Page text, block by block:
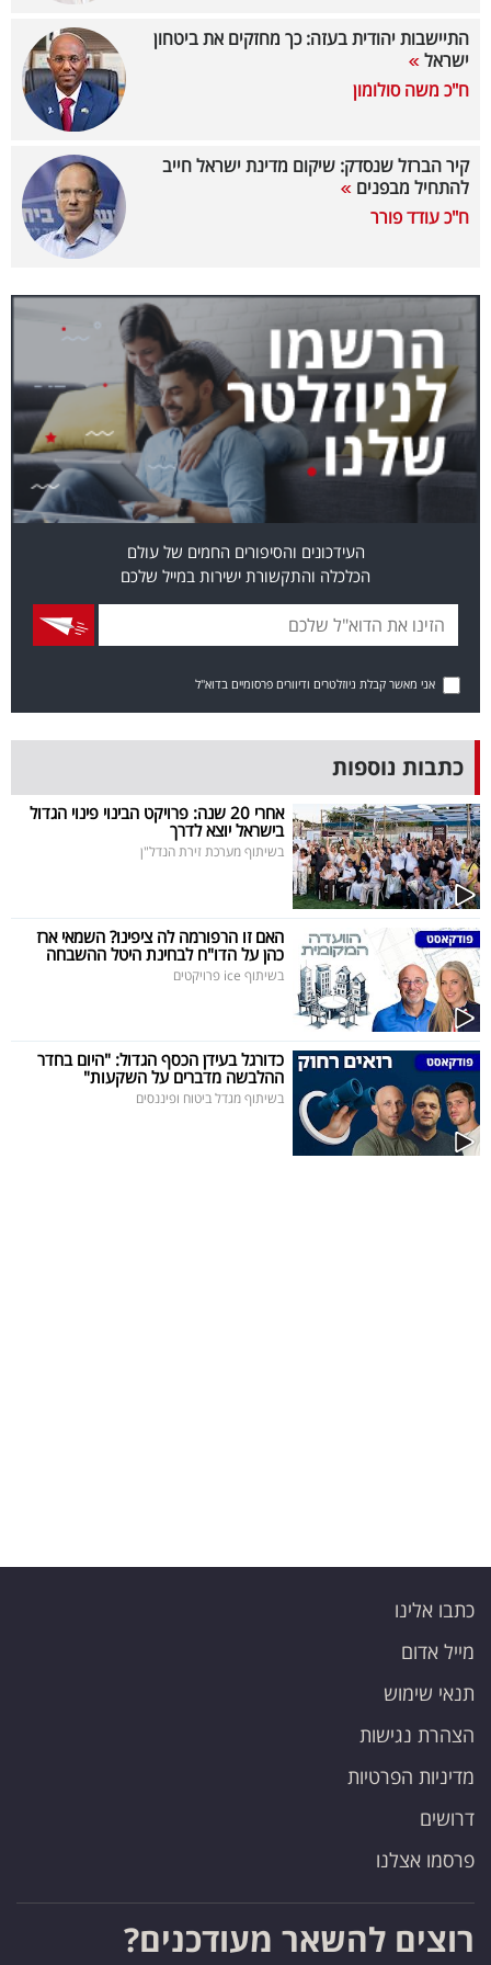
ניוזלטרים
מייל
אדום
אחרינו:
התיישבות יהודית בעזה: כך מחזקים את ביטחון
ישראל
ח"כ משה סולומון
קיר הברזל שנסדק: שיקום מדינת ישראל חייב
להתחיל מבפנים
ח"כ עודד פורר
העידכונים והסיפורים החמים של עולם
הכלכלה והתקשורת ישירות במייל שלכם
אני מאשר קבלת ניוזלטרים ודיוורים פרסומיים בדוא"ל
כתבות נוספות
אחרי 20 שנה: פרויקט הבינוי פינוי הגדול
בישראל יוצא לדרך
בשיתוף מערכת זירת הנדל"ן
האם זו הרפורמה לה ציפינו? השמאי ארז
כהן על הדו"ח לבחינת היטל ההשבחה
בשיתוף ice פרויקטים
כדורגל בעידן הכסף הגדול: "היום בחדר
ההלבשה מדברים על השקעות"
בשיתוף מגדל ביטוח ופיננסים
כתבו אלינו
מייל אדום
תנאי שימוש
הצהרת נגישות
מדיניות הפרטיות
דרושים
פרסמו אצלנו
רוצים להשאר מעודכנים?